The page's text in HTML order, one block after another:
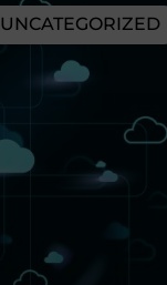
UNCATEGORIZED